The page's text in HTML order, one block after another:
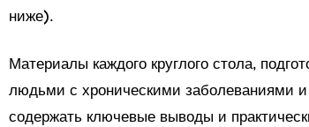
ниже).
Материалы каждого круглого стола,
людьми с хроническими заболеваниями и
содержать ключевые выводы и